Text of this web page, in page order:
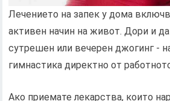
Лечението на запек у дома
активен начин на живот. Дори и
сутрешен или вечерен джогинг -
гимнастика директно от
Ако приемате лекарства, които